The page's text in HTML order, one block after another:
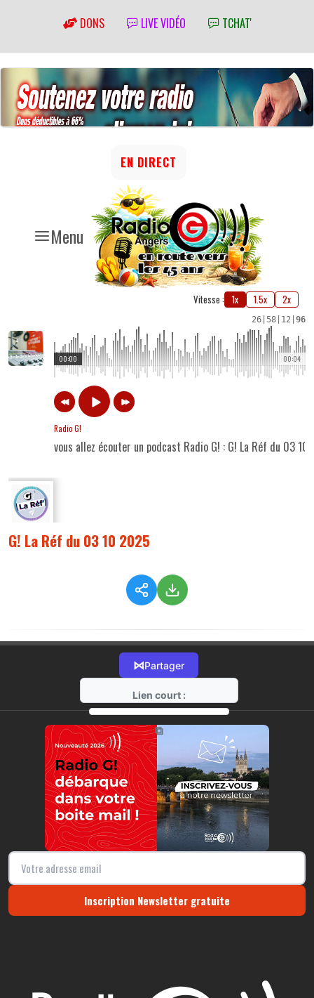
DONS LIVE VIDÉO TCHAT'
Menu
EN DIRECT
Vitesse : 1x 1.5x 2x
26 58 12 96
00:04
00:00
Radio G!
vous allez écouter un podcast Radio G! : G! La Réf du 03 10
G! La Réf du 03 10 2025
⋈Partager
Lien court :
https://radio-g.fr?18871
⧉
Inscription Newsletter gratuite